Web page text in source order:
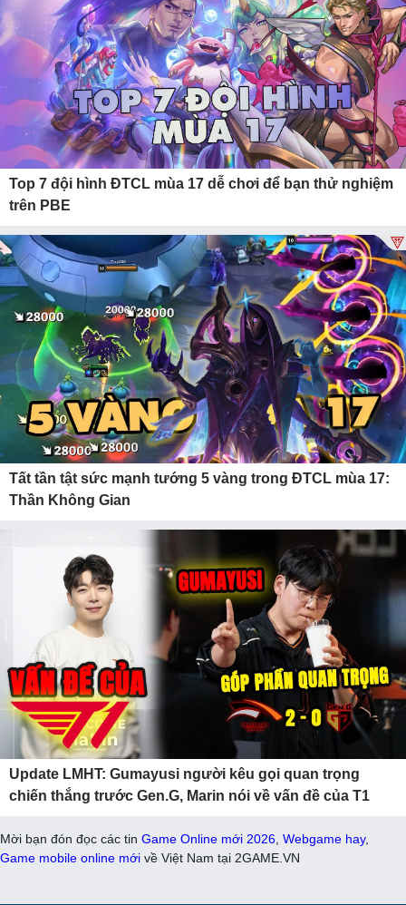
Top 7 đội hình ĐTCL mùa 17 dễ chơi để bạn thử nghiệm
trên PBE
Tất tần tật sức mạnh tướng 5 vàng trong ĐTCL mùa 17:
Thần Không Gian
Update LMHT: Gumayusi người kêu gọi quan trọng
chiến thắng trước Gen.G, Marin nói về vấn đề của T1
Mời bạn đón đọc các tin Game Online mới 2026 Webgame hay,
Game mobile online mới về Việt Nam tại 2GAME.VN